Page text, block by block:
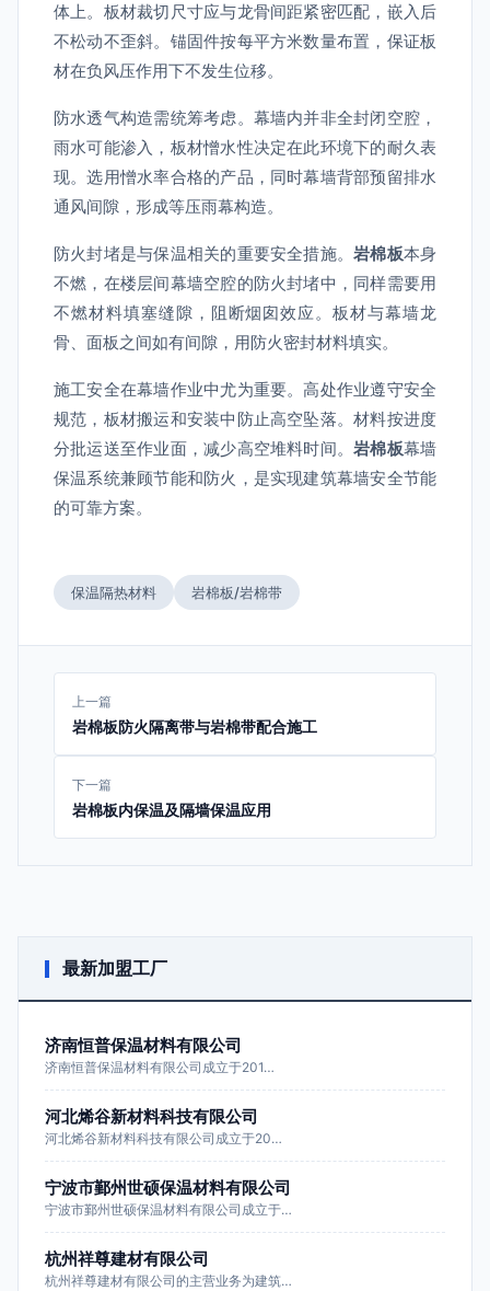
体上。板材裁切尺寸应与龙骨间距紧密匹配，嵌入后
不松动不歪斜。锚固件按每平方米数量布置，保证板
材在负风压作用下不发生位移。
防水透气构造需统筹考虑。幕墙内并非全封闭空腔，
雨水可能渗入，板材憎水性决定在此环境下的耐久表
现。选用憎水率合格的产品，同时幕墙背部预留排水
通风间隙，形成等压雨幕构造。
防火封堵是与保温相关的重要安全措施。岩棉板本身
不燃，在楼层间幕墙空腔的防火封堵中，同样需要用
不燃材料填塞缝隙，阻断烟囱效应。板材与幕墙龙
骨、面板之间如有间隙，用防火密封材料填实。
施工安全在幕墙作业中尤为重要。高处作业遵守安全
规范，板材搬运和安装中防止高空坠落。材料按进度
分批运送至作业面，减少高空堆料时间。岩棉板幕墙
保温系统兼顾节能和防火，是实现建筑幕墙安全节能
的可靠方案。
保温隔热材料 岩棉板/岩棉带
上一篇
岩棉板防火隔离带与岩棉带配合施工
下一篇
岩棉板内保温及隔墙保温应用
最新加盟工厂
济南恒普保温材料有限公司
济南恒普保温材料有限公司成立于201…
河北烯谷新材料科技有限公司
河北烯谷新材料科技有限公司成立于20…
宁波市鄞州世硕保温材料有限公司
宁波市鄞州世硕保温材料有限公司成立于…
杭州祥尊建材有限公司
杭州祥尊建材有限公司的主营业务为建筑…